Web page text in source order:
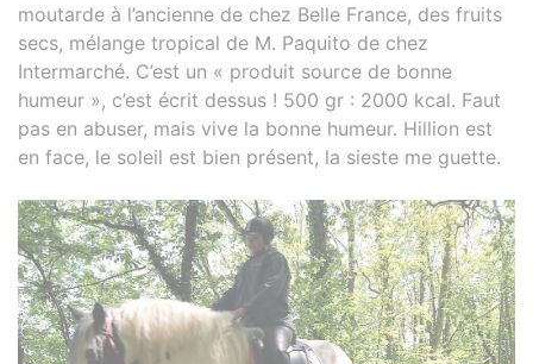
moutarde à l’ancienne de chez Belle France, des fruits
secs, mélange tropical de M. Paquito de chez
Intermarché. C’est un « produit source de bonne
humeur », c’est écrit dessus ! 500 gr : 2000 kcal. Faut
pas en abuser, mais vive la bonne humeur. Hillion est
en face, le soleil est bien présent, la sieste me guette.